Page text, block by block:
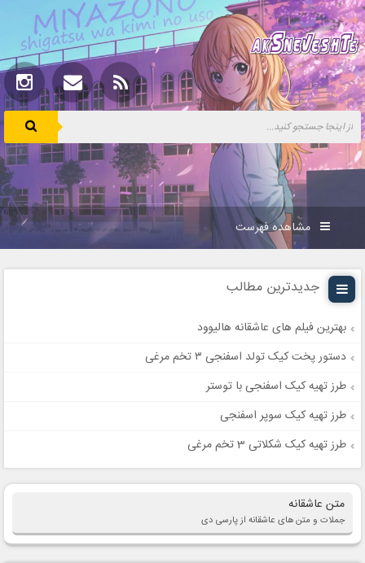
مشاهده فهرست
جدیدترین مطالب
بهترین فیلم های عاشقانه هالیوود
دستور پخت کیک تولد اسفنجی ۳ تخم مرغی
طرز تهیه کیک اسفنجی با توستر
طرز تهیه کیک سوپر اسفنجی
طرز تهیه کیک شکلاتی 3 تخم مرغی
متن عاشقانه
جملات و متن های عاشقانه از پارسی دی